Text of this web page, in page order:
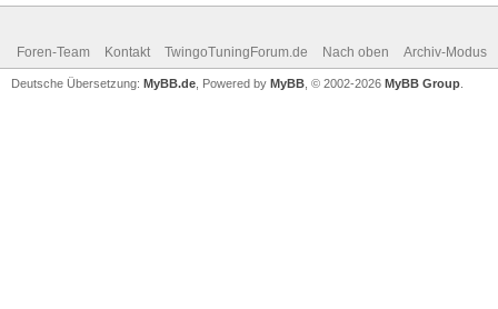
Foren-Team Kontakt TwingoTuningForum.de Nach oben Archiv-Modus
Deutsche Übersetzung: MyBB.de , Powered by MyBB , © 2002-2026 MyBB Group